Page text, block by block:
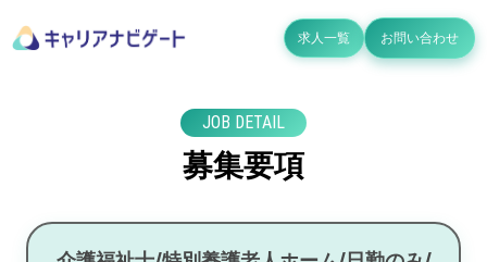
求人一覧 お問い合わせ
JOB DETAIL
募集要項